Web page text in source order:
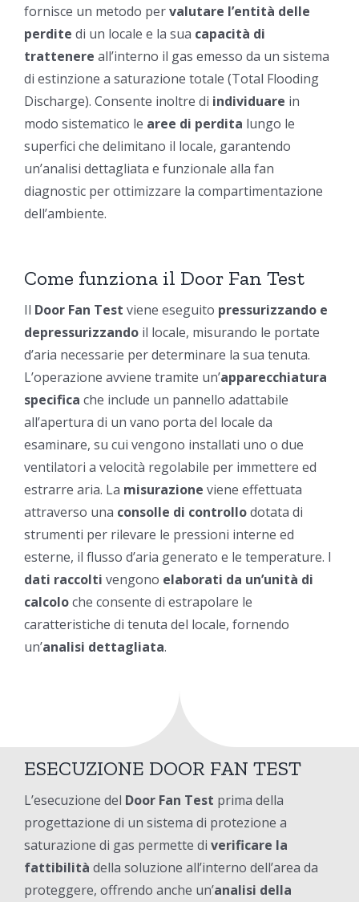
fornisce un metodo pervalutare l’entità delle
perdite di un locale e la sua capacità di
trattenere all’interno il gas emesso da un sistema
di estinzione a saturazione totale (Total Flooding
Discharge). Consente inoltre di individuare in
modo sistematico le aree di perdita lungo le
superfici che delimitano il locale, garantendo
un’analisi dettagliata e funzionale alla fan
diagnostic per ottimizzare la compartimentazione
dell’ambiente.
Come funziona il Door Fan Test
Il Door Fan Test viene eseguito pressurizzando e
depressurizzandoil locale, misurando le portate
d’aria necessarie per determinare la sua tenuta.
L’operazione avviene tramite un’apparecchiatura
specifica che include un pannello adattabile
all’apertura di un vano porta del locale da
esaminare, su cui vengono installati uno o due
ventilatori a velocità regolabile per immettere ed
estrarre aria. La misurazione viene effettuata
attraverso una consolle di controllodotata di
strumenti per rilevare le pressioni interne ed
esterne, il flusso d’aria generato e le temperature. I
dati raccolti vengono elaborati da un’unità di
calcoloche consente di estrapolare le
caratteristiche di tenuta del locale, fornendo
un’analisi dettagliata.
ESECUZIONE DOOR FAN TEST
L’esecuzione del Door Fan Test prima della
progettazione di un sistema di protezione a
saturazione di gas permette di verificare la
fattibilità della soluzione all’interno dell’area da
proteggere, offrendo anche un’analisi della